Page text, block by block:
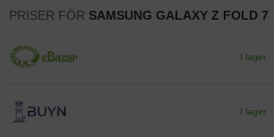
PRISER FÖR SAMSUNG GALAXY Z FOLD 7
I lager
I lager